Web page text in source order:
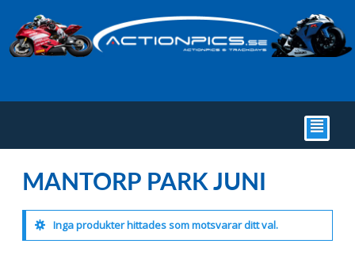
²
MANTORP PARK JUNI
Inga produkter hittades som motsvarar ditt val.